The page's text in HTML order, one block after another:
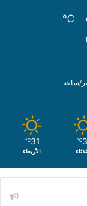
℃
℃
31
℃
الأربعاء